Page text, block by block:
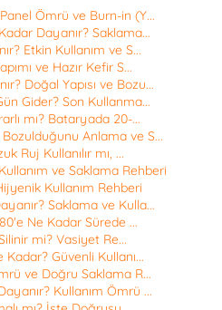
Ömrü ve Burn-in (Y...
Dayanır? Saklama...
Etkin Kullanım ve S...
ve Hazır Kefir S...
Doğal Yapısı ve Bozu...
Gider? Son Kullanma...
mı? Bataryada 20-...
Anlama ve S...
Ruj Kullanılır mı, ...
ve Saklama Rehberi
Kullanım Rehberi
Saklama ve Kulla...
Ne Kadar Sürede ...
mi? Vasiyet Re...
Güvenli Kullanı...
ve Doğru Saklama R...
Kullanım Ömrü ...